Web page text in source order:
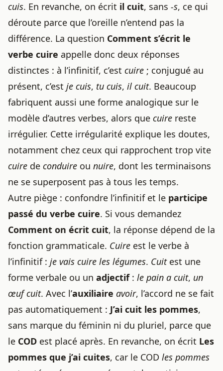
cuis. En revanche, on écrit il cuit, sans -s, ce qui
déroute parce que l’oreille n’entend pas la
différence. La question Comment s’écrit le
verbe cuire appelle donc deux réponses
distinctes : à l’infinitif, c’est cuire ; conjugué au
présent, c’est je cuis, tu cuis, il cuit. Beaucoup
fabriquent aussi une forme analogique sur le
modèle d’autres verbes, alors que cuire reste
irrégulier. Cette irrégularité explique les doutes,
notamment chez ceux qui rapprochent trop vite
cuire de conduire ou nuire, dont les terminaisons
ne se superposent pas à tous les temps.
Autre piège : confondre l’infinitif et le participe
passé du verbe cuire. Si vous demandez
Comment on écrit cuit, la réponse dépend de la
fonction grammaticale. Cuire est le verbe à
l’infinitif : je vais cuire les légumes. Cuitest une
forme verbale ou un adjectif: le pain a cuit, un
œuf cuit. Avec l’auxiliaire avoir, l’accord ne se fait
pas automatiquement : J’ai cuit les pommes,
sans marque du féminin ni du pluriel, parce que
le COD est placé après. En revanche, on écrit Les
pommes que j’ai cuites, car le COD les pommes